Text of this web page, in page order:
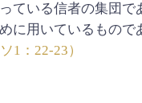
ている信者の集団で
に用いているもので
1：22-23）